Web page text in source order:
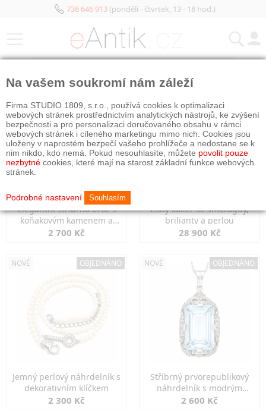
736 646 913(pondělí - čtvrtek, 13 - 18 hod.)
Elegantní stříbrná brož s
koňakovým kamenem a
markazity
2 700 Kč
Zlatý kolier se smaragdy,
brilianty a perlou
28 900 Kč
NOVÉ OBJEDNÁNO
Jemný perlový náhrdelník s
dekorativním klíčkem
2 300 Kč
NOVÉ OBJEDNÁNO
Stříbrný prvorepublikový
náhrdelník s modrým
spinelem
2 600 Kč
Na vašem soukromí nám záleží
Firma STUDIO 1809, s.r.o., používá cookies k optimalizaci
webových stránek prostřednictvím analytických nástrojů, ke zvýšení
bezpečnosti a pro personalizaci doručovaného obsahu v rámci
webových stránek i cíleného marketingu mimo nich. Cookies jsou
uloženy v naprostém bezpečí vašeho prohlížeče a nedostane se k
nim nikdo, kdo nemá. Pokud nesouhlasíte, můžete povolit pouze
nezbytné cookies, které mají na starost základní funkce webových
stránek.
Podrobné nastavení Souhlasím